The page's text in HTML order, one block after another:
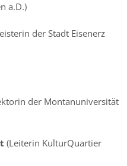
a.D.)
der Stadt Eisenerz
der Montanuniversität
(Leiterin KulturQuartier